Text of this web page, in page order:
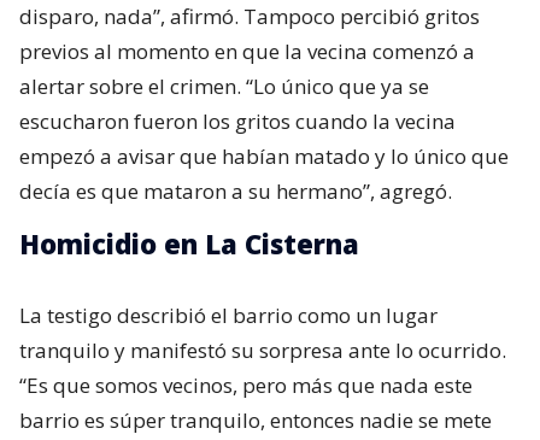
disparo, nada”, afirmó. Tampoco percibió gritos
previos al momento en que la vecina comenzó a
alertar sobre el crimen. “Lo único que ya se
escucharon fueron los gritos cuando la vecina
empezó a avisar que habían matado y lo único que
decía es que mataron a su hermano”, agregó.
Homicidio en La Cisterna
La testigo describió el barrio como un lugar
tranquilo y manifestó su sorpresa ante lo ocurrido.
“Es que somos vecinos, pero más que nada este
barrio es súper tranquilo, entonces nadie se mete